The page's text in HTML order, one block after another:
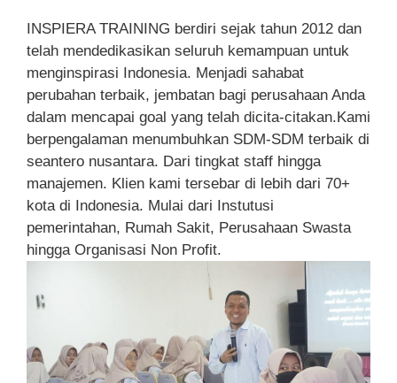
INSPIERA TRAINING berdiri sejak tahun 2012 dan
telah mendedikasikan seluruh kemampuan untuk
menginspirasi Indonesia. Menjadi sahabat
perubahan terbaik, jembatan bagi perusahaan Anda
dalam mencapai goal yang telah dicita-citakan.Kami
berpengalaman menumbuhkan SDM-SDM terbaik di
seantero nusantara. Dari tingkat staff hingga
manajemen. Klien kami tersebar di lebih dari 70+
kota di Indonesia. Mulai dari Instutusi
pemerintahan, Rumah Sakit, Perusahaan Swasta
hingga Organisasi Non Profit.